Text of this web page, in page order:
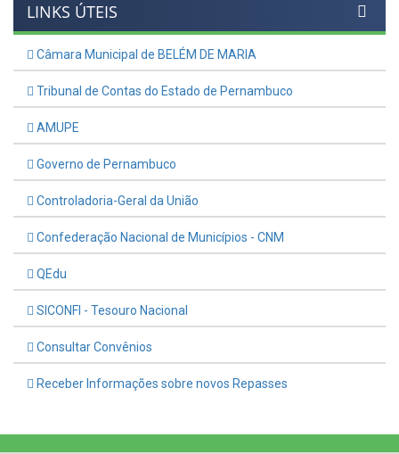
LINKS ÚTEIS
Câmara Municipal de BELÉM DE MARIA
Tribunal de Contas do Estado de Pernambuco
AMUPE
Governo de Pernambuco
Controladoria-Geral da União
Confederação Nacional de Municípios - CNM
QEdu
SICONFI - Tesouro Nacional
Consultar Convênios
Receber Informações sobre novos Repasses